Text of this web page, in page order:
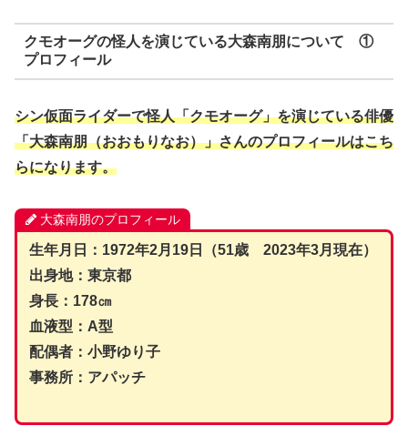
クモオーグの怪人を演じている大森南朋について ①
プロフィール
シン仮面ライダーで怪人「クモオーグ」を演じている俳優
「大森南朋（おおもりなお）」さんのプロフィールはこち
らになります。
大森南朋のプロフィール
生年月日：1972年2月19日（51歳 2023年3月現在）
出身地：東京都
身長：178㎝
血液型：A型
配偶者：小野ゆり子
事務所：アパッチ